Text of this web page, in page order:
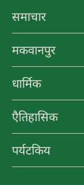
Drive To
Friends &
हेटौंडा अनलाईन
समाचार
मकवानपुर
धार्मिक
एैतिहासिक
पर्यटकिय